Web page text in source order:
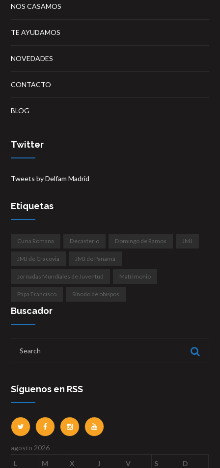
NOS CASAMOS
TE AYUDAMOS
NOVEDADES
CONTACTO
BLOG
Twitter
Tweets by Delfam Madrid
Etiquetas
Curia Romana Decasterio Domingo de Ramos JMJ
JMJ de Cracovia JMJ de Panamá
Jornadas Mundiales de Juventud Matrimonio
Papa Francisco Sínodo de obispos
Buscador
Síguenos en RSS
agosto 2026
L
M X J V S D